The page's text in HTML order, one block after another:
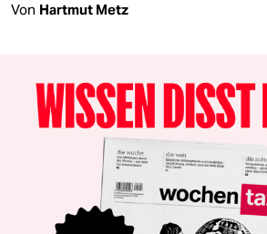
Von Hartmut Metz